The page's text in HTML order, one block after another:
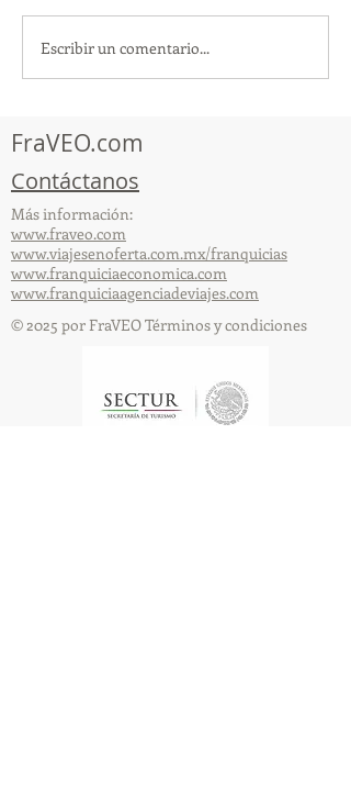
¡Acapulco y Guerrero se
Visten de Fiesta!
Escribir un comentario...
FraVEO.com
Contáctanos
Más información:
www.fraveo.com
www.viajesenoferta.com.mx/franquicias
www.franquiciaeconomica.com
www.franquiciaagenciadeviajes.com
© 2025 por FraVEO Términos y condiciones